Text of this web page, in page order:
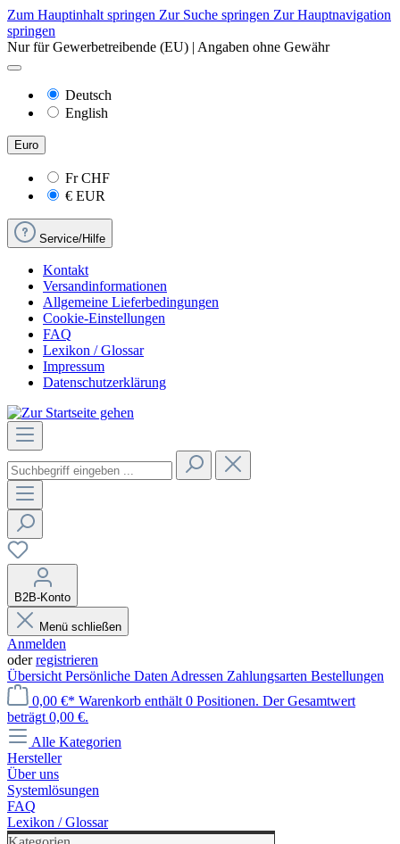
Zum Hauptinhalt springen Zur Suche springen Zur Hauptnavigation
springen
Nur für Gewerbetreibende (EU) | Angaben ohne Gewähr
Deutsch
English
Euro
FrCHF
€ EUR
Service/Hilfe
Kontakt
Versandinformationen
Allgemeine Lieferbedingungen
Cookie-Einstellungen
FAQ
Lexikon / Glossar
Impressum
Datenschutzerklärung
B2B-Konto
Menü schließen
Anmelden
oderregistrieren
Übersicht Persönliche Daten Adressen Zahlungsarten Bestellungen
0,00 €* Warenkorb enthält 0 Positionen. Der Gesamtwert
beträgt 0,00 €.
Alle Kategorien
Hersteller
Über uns
Systemlösungen
FAQ
Lexikon / Glossar